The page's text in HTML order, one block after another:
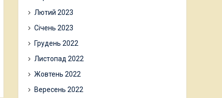
Лютий 2023
Січень 2023
Грудень 2022
Листопад 2022
Жовтень 2022
Вересень 2022